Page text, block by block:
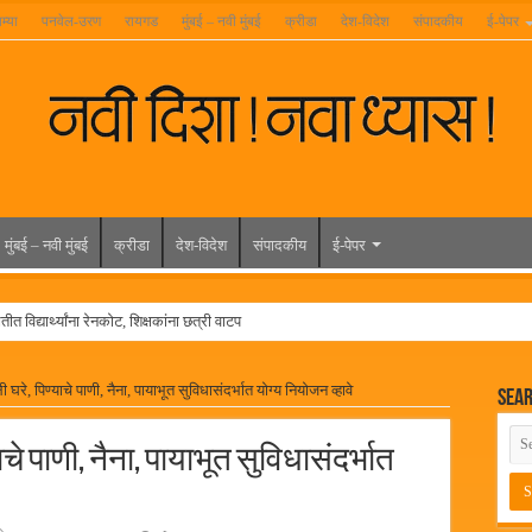
पनवेल-उरण रायगड मुंबई – नवी मुंबई क्रीडा देश-विदेश संपादकीय ई-पेपर
मुंबई – नवी मुंबई क्रीडा देश-विदेश संपादकीय ई-पेपर
विद्यार्थ्यांना रेनकोट, शिक्षकांना छत्री वाटप
वाढदिवसानिमित्त राज्यभरातून शुभेच्छांचा वर्षाव
जाहीर
मुख्य प्रशासकीय कार्यालयासह भव्य मूट कोर्टचे बुधवारी उद्घाटन
पिण्याचे पाणी, नैना, पायाभूत सुविधासंदर्भात योग्य नियोजन व्हावे
पाणी, नैना, पायाभूत सुविधासंदर्भात